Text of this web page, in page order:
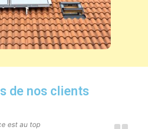
de nos clients
est au top